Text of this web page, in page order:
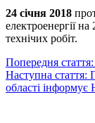
24 січня 2018
електроенергії
технічих робіт.
Попередня
Наступна
області інформує